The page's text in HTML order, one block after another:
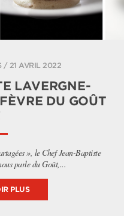
/ 21 AVRIL 2022
LAVERGNE-
DU GOÛT
», le Chef Jean-Baptiste
parle du Goût,...
PLUS